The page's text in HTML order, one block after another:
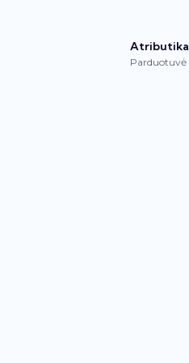
Atributika
Parduotuvė